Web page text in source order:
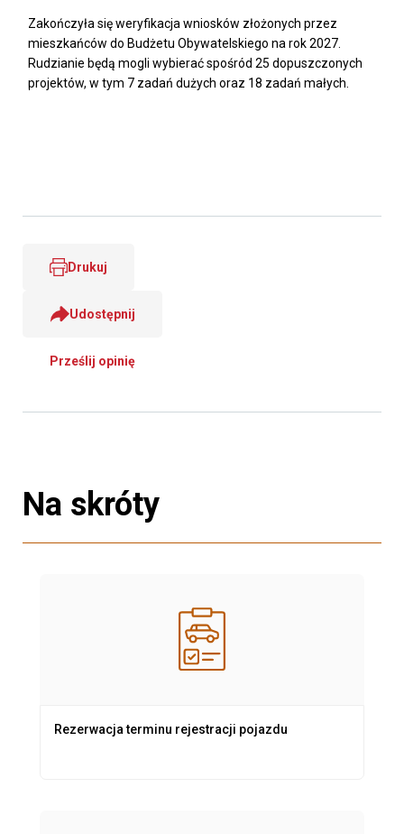
Zakończyła się weryfikacja wniosków złożonych przez
mieszkańców do Budżetu Obywatelskiego na rok 2027.
Rudzianie będą mogli wybierać spośród 25 dopuszczonych
projektów, w tym 7 zadań dużych oraz 18 zadań małych.
Drukuj
Udostępnij
Prześlij opinię
Na skróty
Rezerwacja terminu rejestracji pojazdu